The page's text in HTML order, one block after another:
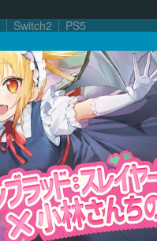
Switch2 PS5